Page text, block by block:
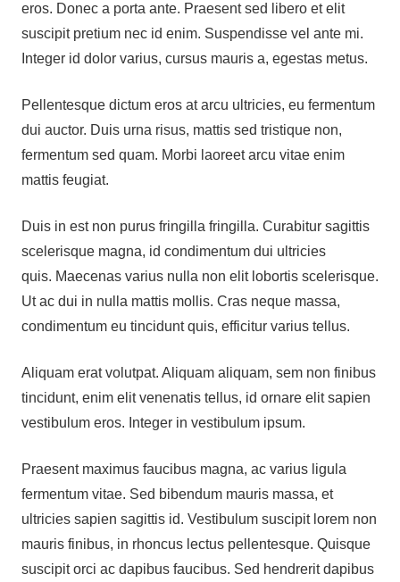
eros. Donec a porta ante. Praesent sed libero et elit
suscipit pretium nec id enim. Suspendisse vel ante mi.
Integer id dolor varius, cursus mauris a, egestas metus.
Pellentesque dictum eros at arcu ultricies, eu fermentum
dui auctor. Duis urna risus, mattis sed tristique non,
fermentum sed quam. Morbi laoreet arcu vitae enim
mattis feugiat.
Duis in est non purus fringilla fringilla. Curabitur sagittis
scelerisque magna, id condimentum dui ultricies
quis. Maecenas varius nulla non elit lobortis scelerisque.
Ut ac dui in nulla mattis mollis. Cras neque massa,
condimentum eu tincidunt quis, efficitur varius tellus.
Aliquam erat volutpat. Aliquam aliquam, sem non finibus
tincidunt, enim elit venenatis tellus, id ornare elit sapien
vestibulum eros. Integer in vestibulum ipsum.
Praesent maximus faucibus magna, ac varius ligula
fermentum vitae. Sed bibendum mauris massa, et
ultricies sapien sagittis id. Vestibulum suscipit lorem non
mauris finibus, in rhoncus lectus pellentesque. Quisque
suscipit orci ac dapibus faucibus. Sed hendrerit dapibus